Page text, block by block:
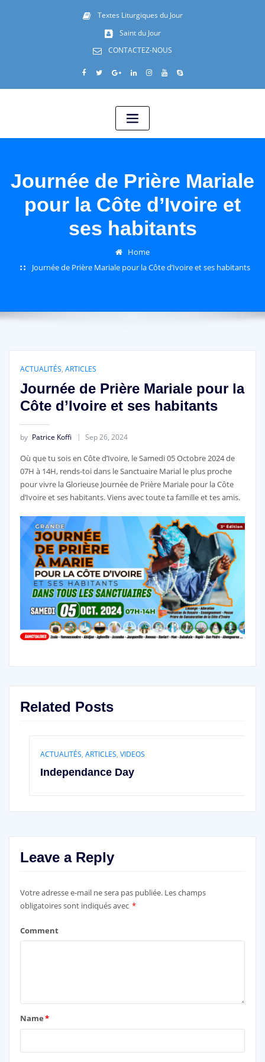
Textes Liturgiques du Jour
Saint du Jour
CONTACTEZ-NOUS
Journée de Prière Mariale
pour la Côte d’Ivoire et
ses habitants
Home
Journée de Prière Mariale pour la Côte d’Ivoire et ses habitants
ACTUALITÉS, ARTICLES
Journée de Prière Mariale pour la
Côte d’Ivoire et ses habitants
by Patrice Koffi Sep 26, 2024
Où que tu sois en Côte d’Ivoire, le Samedi 05 Octobre 2024 de
07H à 14H, rends-toi dans le Sanctuaire Marial le plus proche
pour vivre la Glorieuse Journée de Prière Mariale pour la Côte
d’Ivoire et ses habitants. Viens avec toute ta famille et tes amis.
Related Posts
ACTUALITÉS,ARTICLES,VIDEOS
Independance Day
Leave a Reply
Votre adresse e-mail ne sera pas publiée. Les champs
obligatoires sont indiqués avec *
Comment
Name*